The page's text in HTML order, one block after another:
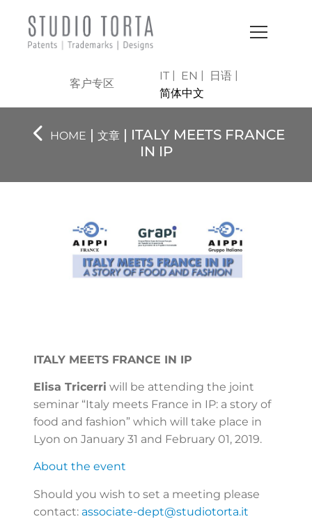
客户专区
IT EN
日语
简体中文
HOME | 文章| ITALY MEETS FRANCE
IN IP
ITALY MEETS FRANCE IN IP
Elisa Tricerri will be attending the joint
seminar “Italy meets France in IP: a story of
food and fashion” which will take place in
Lyon on January 31 and February 01, 2019.
About the event
Should you wish to set a meeting please
contact: associate-dept@studiotorta.it